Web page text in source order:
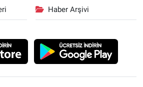
Haber Arşivi